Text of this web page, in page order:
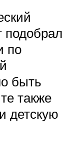
подобрал
по
быть
также
детскую